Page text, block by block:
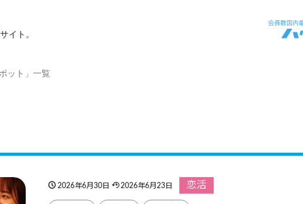
イト。
ポット」一覧
2026年6月30日 2026年6月23日 恋活